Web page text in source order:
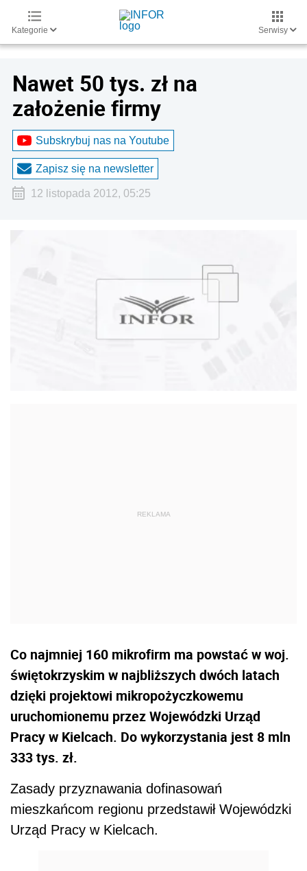
Kategorie Serwisy
Nawet 50 tys. zł na
założenie firmy
Subskrybuj nas na Youtube
Zapisz się na newsletter
12 listopada 2012, 05:25
Co najmniej 160 mikrofirm ma powstać w woj.
świętokrzyskim w najbliższych dwóch latach
dzięki projektowi mikropożyczkowemu
uruchomionemu przez Wojewódzki Urząd
Pracy w Kielcach. Do wykorzystania jest 8 mln
333 tys. zł.
Zasady przyznawania dofinasowań
mieszkańcom regionu przedstawił Wojewódzki
Urząd Pracy w Kielcach.